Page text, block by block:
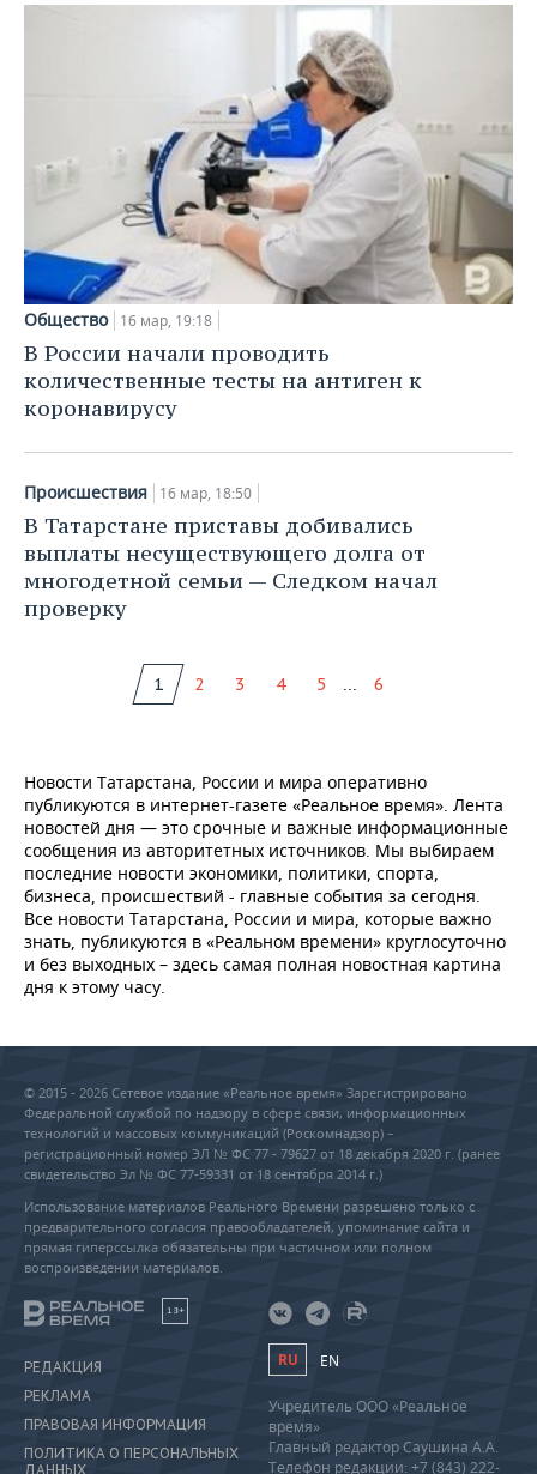
Общество 16 мар, 19:18
В России начали проводить
количественные тесты на антиген к
коронавирусу
Происшествия 16 мар, 18:50
В Татарстане приставы добивались
выплаты несуществующего долга от
многодетной семьи — Следком начал
проверку
1 2 3 4 5 ... 6
Новости Татарстана, России и мира оперативно
публикуются в интернет-газете «Реальное время». Лента
новостей дня — это срочные и важные информационные
сообщения из авторитетных источников. Мы выбираем
последние новости экономики, политики, спорта,
бизнеса, происшествий - главные события за сегодня.
Все новости Татарстана, России и мира, которые важно
знать, публикуются в «Реальном времени» круглосуточно
и без выходных – здесь самая полная новостная картина
дня к этому часу.
© 2015 - 2026 Сетевое издание «Реальное время» Зарегистрировано
Федеральной службой по надзору в сфере связи, информационных
технологий и массовых коммуникаций (Роскомнадзор) –
регистрационный номер ЭЛ № ФС 77 - 79627 от 18 декабря 2020 г. (ранее
свидетельство Эл № ФС 77-59331 от 18 сентября 2014 г.)
Использование материалов Реального Времени разрешено только с
предварительного согласия правообладателей, упоминание сайта и
прямая гиперссылка обязательны при частичном или полном
воспроизведении материалов.
18+
РЕДАКЦИЯ
РЕКЛАМА
ПРАВОВАЯ ИНФОРМАЦИЯ
ПОЛИТИКА О ПЕРСОНАЛЬНЫХ
ДАННЫХ
RU EN
Учредитель ООО «Реальное
время»
Главный редактор Саушина А.А.
Телефон редакции: +7 (843) 222-